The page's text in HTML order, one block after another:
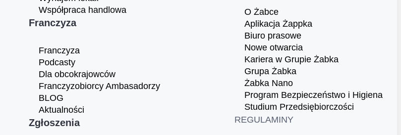
Współpraca handlowa
Franczyza
Franczyza
Podcasty
Dla obcokrajowców
Franczyzobiorcy Ambasadorzy
BLOG
Aktualności
Zgłoszenia
O Żabce
Aplikacja Żappka
Biuro prasowe
Nowe otwarcia
Kariera w Grupie Żabka
Grupa Żabka
Żabka Nano
Program Bezpieczeństwo i Higiena
Studium Przedsiębiorczości
REGULAMINY